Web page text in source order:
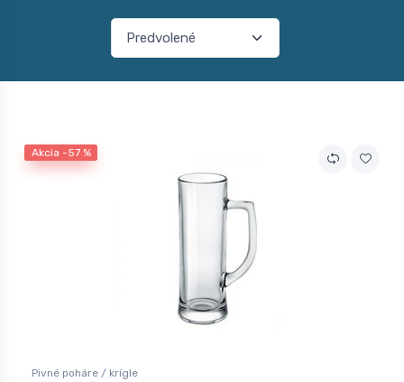
Akcia -57 %
Pivné poháre / krígle